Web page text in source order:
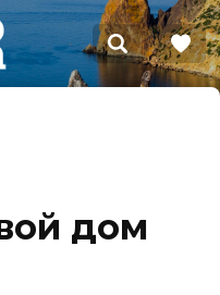
дом